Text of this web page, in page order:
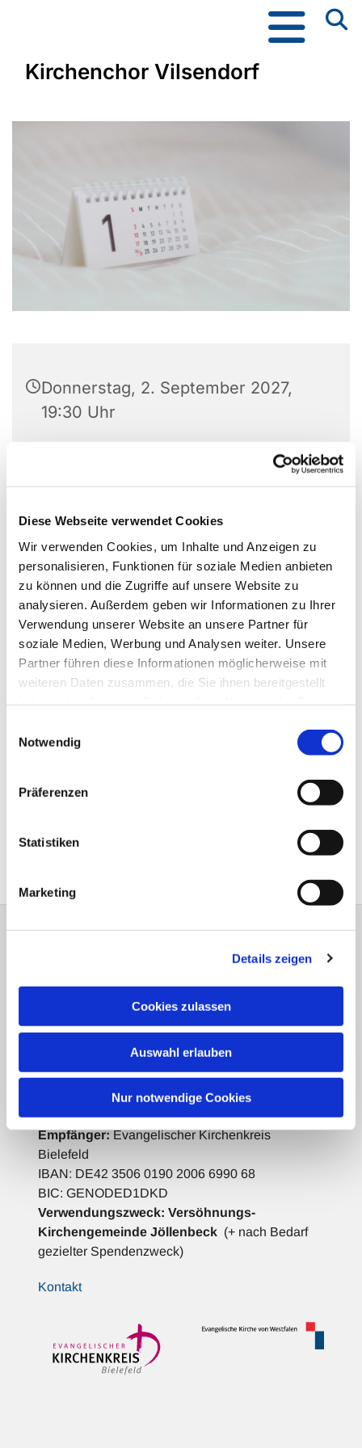
Diese Webseite verwendet Cookies
Wir verwenden Cookies, um Inhalte und Anzeigen zu
personalisieren, Funktionen für soziale Medien anbieten
zu können und die Zugriffe auf unsere Website zu
analysieren. Außerdem geben wir Informationen zu Ihrer
Verwendung unserer Website an unsere Partner für
soziale Medien, Werbung und Analysen weiter. Unsere
Partner führen diese Informationen möglicherweise mit
weiteren Daten zusammen, die Sie ihnen bereitgestellt
Notwendig
Präferenzen
Statistiken
Marketing
Details zeigen
Cookies zulassen
Auswahl erlauben
Nur notwendige Cookies
Kirchenchor Vilsendorf
Donnerstag, 2. September 2027,
19:30 Uhr
Vilsendorf, Vilsendorfer Str. 320,
Theesener Straße 33 33739 Bielefeld
Tel.: 05206 / 92 78 034
bi-kg-versoehnung@kirche-bielefeld.de
Spenden für die Gemeindearbeit:
Bank für Kirche und Diakonie
Empfänger:Evangelischer Kirchenkreis
Bielefeld
IBAN: DE42 3506 0190 2006 6990 68
BIC: GENODED1DKD
Verwendungszweck: Versöhnungs-
Kirchengemeinde Jöllenbeck (+ nach Bedarf
gezielter Spendenzweck)
Kontakt